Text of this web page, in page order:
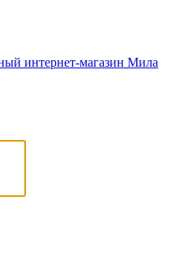
интернет-магазин Мила